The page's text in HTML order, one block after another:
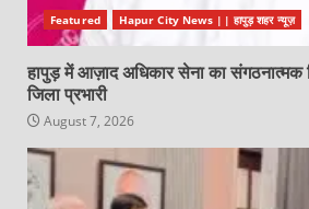
Featured Hapur City News || हापुड़ शहर न्यूज़
हापुड़ में आज़ाद अधिकार सेना का संगठनात्मक
जिला प्रभारी
August 7, 2026